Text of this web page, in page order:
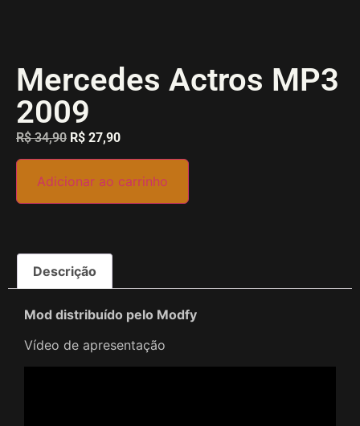
Mercedes Actros MP3
2009
R$34,90 R$ 27,90
Adicionar ao carrinho
Descrição
Mod distribuído pelo Modfy
Vídeo de apresentação